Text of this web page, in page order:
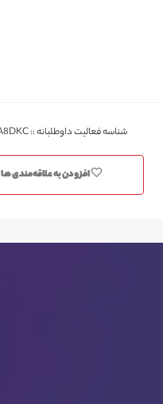
شناسه فعالیت داوطلبانه :: E0LA8DKC
افزودن به علاقه‌مندی ها